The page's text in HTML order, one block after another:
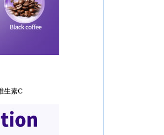
生素C